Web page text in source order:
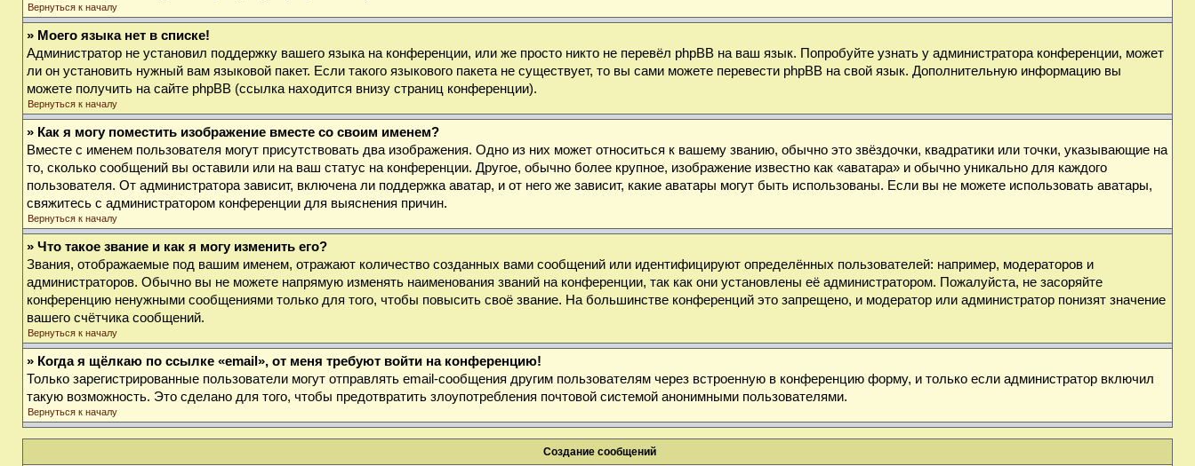
Вернуться к началу
» Моего языка нет в списке!
Администратор не установил поддержку вашего языка на конференции, или же просто никто не перевёл phpBB на ваш язык. Попробуйте узнать у администратора конференции, может
ли он установить нужный вам языковой пакет. Если такого языкового пакета не существует, то вы сами можете перевести phpBB на свой язык. Дополнительную информацию вы
можете получить на сайте phpBB (ссылка находится внизу страниц конференции).
Вернуться к началу
» Как я могу поместить изображение вместе со своим именем?
Вместе с именем пользователя могут присутствовать два изображения. Одно из них может относиться к вашему званию, обычно это звёздочки, квадратики или точки, указывающие на
то, сколько сообщений вы оставили или на ваш статус на конференции. Другое, обычно более крупное, изображение известно как «аватара» и обычно уникально для каждого
пользователя. От администратора зависит, включена ли поддержка аватар, и от него же зависит, какие аватары могут быть использованы. Если вы не можете использовать аватары,
свяжитесь с администратором конференции для выяснения причин.
Вернуться к началу
» Что такое звание и как я могу изменить его?
Звания, отображаемые под вашим именем, отражают количество созданных вами сообщений или идентифицируют определённых пользователей: например, модераторов и
администраторов. Обычно вы не можете напрямую изменять наименования званий на конференции, так как они установлены её администратором. Пожалуйста, не засоряйте
конференцию ненужными сообщениями только для того, чтобы повысить своё звание. На большинстве конференций это запрещено, и модератор или администратор понизят значение
вашего счётчика сообщений.
Вернуться к началу
» Когда я щёлкаю по ссылке «email», от меня требуют войти на конференцию!
Только зарегистрированные пользователи могут отправлять email-сообщения другим пользователям через встроенную в конференцию форму, и только если администратор включил
такую возможность. Это сделано для того, чтобы предотвратить злоупотребления почтовой системой анонимными пользователями.
Вернуться к началу
Создание сообщений